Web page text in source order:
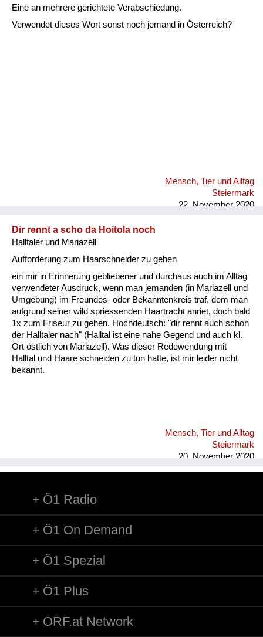
Eine an mehrere gerichtete Verabschiedung.
Verwendet dieses Wort sonst noch jemand in Österreich?
Mensch, Tier und Alltag
Steiermark
22. November 2020
Dir rennt a scho da Hoitola noch
Halltaler und Mariazell
Aufforderung zum Haarschneider zu gehen
ein mir in Erinnerung gebliebener und durchaus auch im Alltag
verwendeter Ausdruck, wenn man jemanden (in Mariazell und
Umgebung) im Freundes- oder Bekanntenkreis traf, dem man
aufgrund seiner wild spriessenden Haartracht anriet, doch bald
1x zum Friseur zu gehen. Hochdeutsch: "dir rennt auch schon
der Halltaler nach" (Halltal ist eine nahe Gegend und auch kl.
Ort östlich von Mariazell). Was dieser Redewendung mit
Halltal und Haare schneiden zu tun hatte, ist mir leider nicht
bekannt.
Mensch, Tier und Alltag
Steiermark
20. November 2020
Ö1 Radio
Ö1 On Demand
Ö1 Spezial
Ö1 Plus
ORF.at Network